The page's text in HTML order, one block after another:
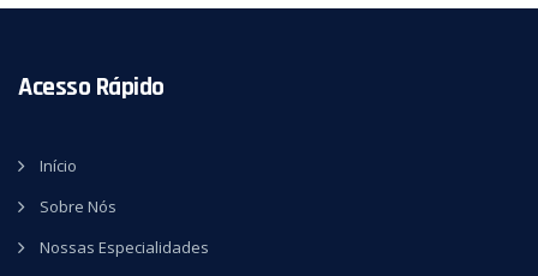
Acesso Rápido
Início
Sobre Nós
Nossas Especialidades